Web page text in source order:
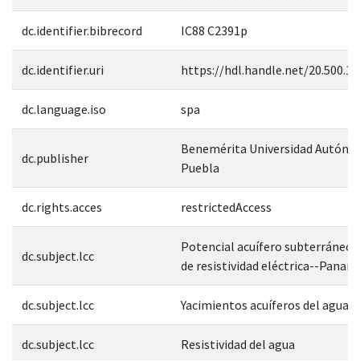
dc.identifier.bibrecord IC88 C2391p
dc.identifier.uri https://hdl.handle.net/
dc.language.iso spa
dc.publisher
Benemérita Universidad
Puebla
dc.rights.acces restrictedAccess
dc.subject.lcc
Potencial acuífero
de resistividad eléctrica--
dc.subject.lcc Yacimientos acuíferos del agua
dc.subject.lcc Resistividad del agua